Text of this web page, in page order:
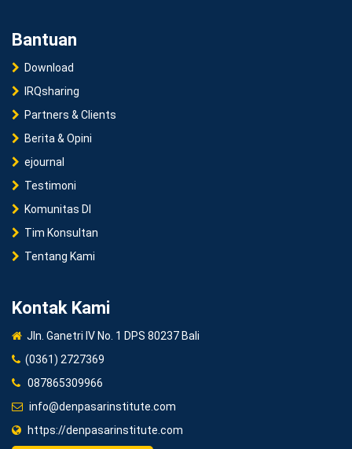
Bantuan
Download
IRQsharing
Partners & Clients
Berita & Opini
ejournal
Testimoni
Komunitas DI
Tim Konsultan
Tentang Kami
Kontak Kami
Jln. Ganetri IV No. 1 DPS 80237 Bali
(0361) 2727369
087865309966
info@denpasarinstitute.com
https://denpasarinstitute.com